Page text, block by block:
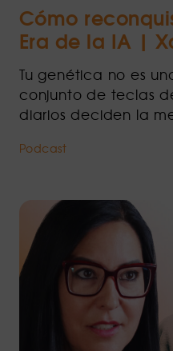
Cómo
Era de la IA |
Tu genética no es
conjunto de teclas
diarios deciden la
Podcast